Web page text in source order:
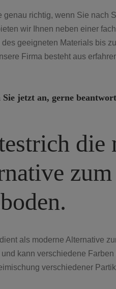
genau richtig, wenn Sie nach
wir Ihnen neben einer
des geeigneten Materials bis
Firma besteht aus
Sie jetzt an, gerne
die
als moderne Alternative
kann verschiedene
verschiedener